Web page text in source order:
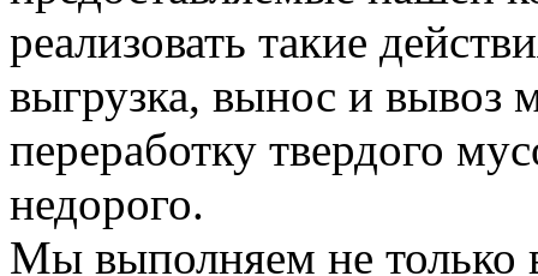
реализовать такие
выгрузка, вынос и вывоз
переработку твердого
недорого.
Мы выполняем не только